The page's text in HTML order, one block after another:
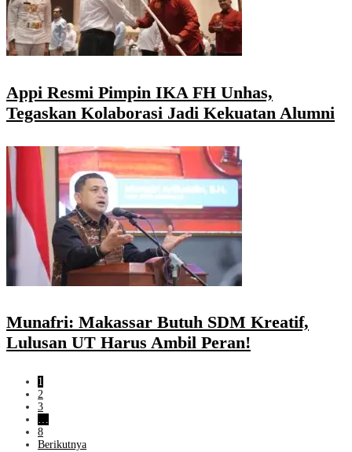
Appi Resmi Pimpin IKA FH Unhas,
Tegaskan Kolaborasi Jadi Kekuatan Alumni
Munafri: Makassar Butuh SDM Kreatif,
Lulusan UT Harus Ambil Peran!
1
2
3
…
8
Berikutnya